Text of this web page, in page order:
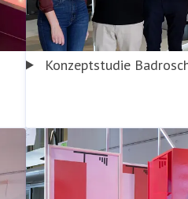
Konzeptstudie